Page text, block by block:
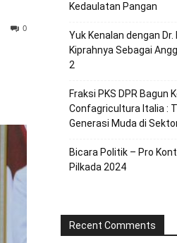
0
Kedaulatan Pangan
Yuk Kenalan dengan
Kiprahnya Sebagai
2
Fraksi PKS DPR Bagun
Confagricultura Italia :
Generasi Muda di
Bicara Politik – Pro
Pilkada 2024
Recent Comments